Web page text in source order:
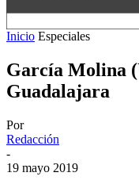
Inicio Especiales
García Molina
Guadalajara
Por
Redacción
-
19 mayo 2019